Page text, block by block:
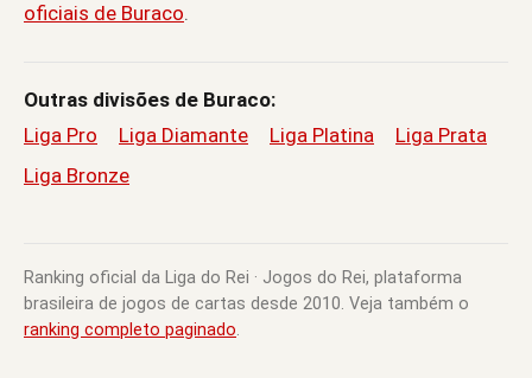
oficiais de Buraco.
Outras divisões de Buraco:
Liga Pro
Liga Diamante Liga Platina
Liga Prata
Liga Bronze
Ranking oficial da Liga do Rei · Jogos do Rei, plataforma
brasileira de jogos de cartas desde 2010. Veja também o
ranking completo paginado.